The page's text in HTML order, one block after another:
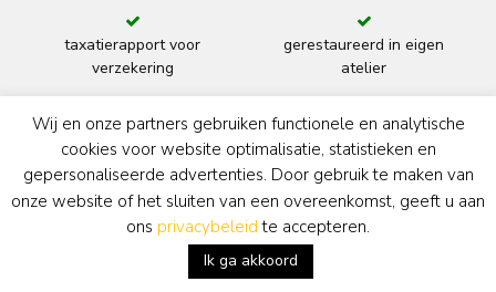
taxatierapport voor
verzekering
gerestaureerd in eigen
atelier
kunsthistorische
documentatie
nieuwe of originele lijst
advies interieur en
verlichting
Wij en onze partners gebruiken functionele en analytische
cookies voor website optimalisatie, statistieken en
gepersonaliseerde advertenties. Door gebruik te maken van
onze website of het sluiten van een overeenkomst, geeft u aan
ons privacybeleid te accepteren.
Ik ga akkoord